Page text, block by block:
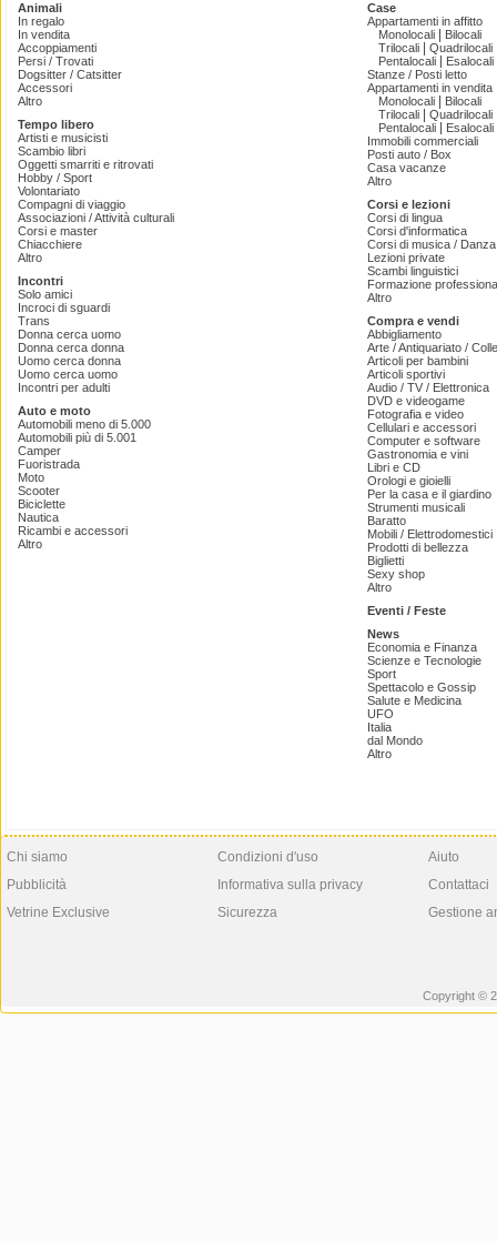
Animali
In regalo
In vendita
Accoppiamenti
Persi / Trovati
Dogsitter / Catsitter
Accessori
Altro
Tempo libero
Artisti e musicisti
Scambio libri
Oggetti smarriti e ritrovati
Hobby / Sport
Volontariato
Compagni di viaggio
Associazioni / Attività culturali
Corsi e master
Chiacchiere
Altro
Incontri
Solo amici
Incroci di sguardi
Trans
Donna cerca uomo
Donna cerca donna
Uomo cerca donna
Uomo cerca uomo
Incontri per adulti
Auto e moto
Automobili meno di 5.000
Automobili più di 5.001
Camper
Fuoristrada
Moto
Scooter
Biciclette
Nautica
Ricambi e accessori
Altro
Case
Appartamenti in affitto
Monolocali
Bilocali
Trilocali
Quadrilocali
Pentalocali
Esalocali
Stanze / Posti letto
Appartamenti in vendita
Monolocali
Bilocali
Trilocali
Quadrilocali
Pentalocali
Esalocali
Immobili commerciali
Posti auto / Box
Casa vacanze
Altro
Corsi e lezioni
Corsi di lingua
Corsi d'informatica
Corsi di musica /
Lezioni private
Scambi linguistici
Formazione
Altro
Compra e vendi
Abbigliamento
Arte / Antiquariato /
Articoli per bambini
Articoli sportivi
Audio / TV / Elettronica
DVD e videogame
Fotografia e video
Cellulari e accessori
Computer e software
Gastronomia e vini
Libri e CD
Orologi e gioielli
Per la casa e il giardino
Strumenti musicali
Baratto
Mobili / Elettrodomestici
Prodotti di bellezza
Biglietti
Sexy shop
Altro
Eventi / Feste
News
Economia e Finanza
Scienze e Tecnologie
Sport
Spettacolo e Gossip
Salute e Medicina
UFO
Italia
dal Mondo
Altro
Chi siamo
Pubblicità
Vetrine Exclusive
Condizioni d'uso
Informativa sulla privacy
Sicurezza
Aiuto
Contattaci
Gestione
Copyright ©